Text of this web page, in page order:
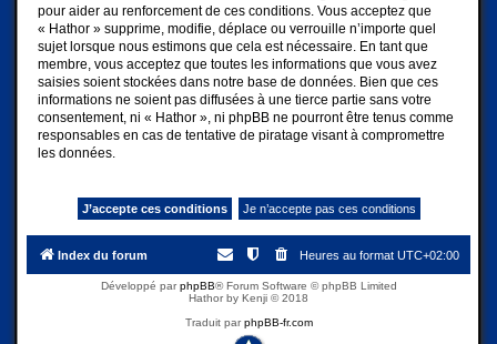
pour aider au renforcement de ces conditions. Vous acceptez que
« Hathor » supprime, modifie, déplace ou verrouille n’importe quel
sujet lorsque nous estimons que cela est nécessaire. En tant que
membre, vous acceptez que toutes les informations que vous avez
saisies soient stockées dans notre base de données. Bien que ces
informations ne soient pas diffusées à une tierce partie sans votre
consentement, ni « Hathor », ni phpBB ne pourront être tenus comme
responsables en cas de tentative de piratage visant à compromettre
les données.
Index du forum Heures au format UTC+02:00
Développé parphpBB® Forum Software © phpBB Limited
Hathor by Kenji © 2018
Traduit parphpBB-fr.com